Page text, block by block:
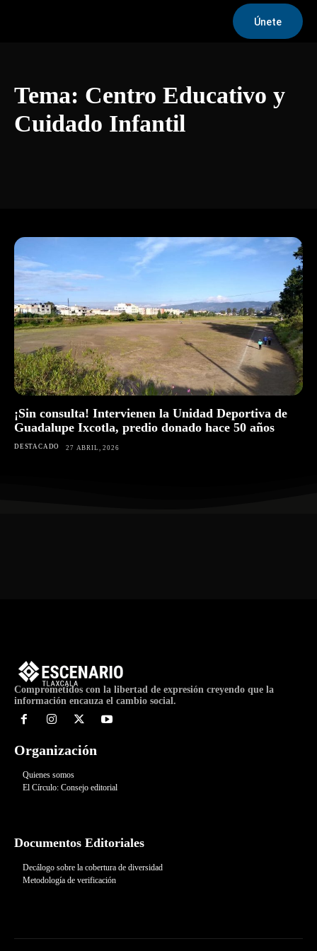
Únete
Tema: Centro Educativo y
Cuidado Infantil
¡Sin consulta! Intervienen la Unidad Deportiva de
Guadalupe Ixcotla, predio donado hace 50 años
DESTACADO 27 ABRIL, 2026
Comprometidos con la libertad de expresión creyendo que la
información encauza el cambio social.
Organización
Quienes somos
El Círculo: Consejo editorial
Documentos Editoriales
Decálogo sobre la cobertura de diversidad
Metodología de verificación